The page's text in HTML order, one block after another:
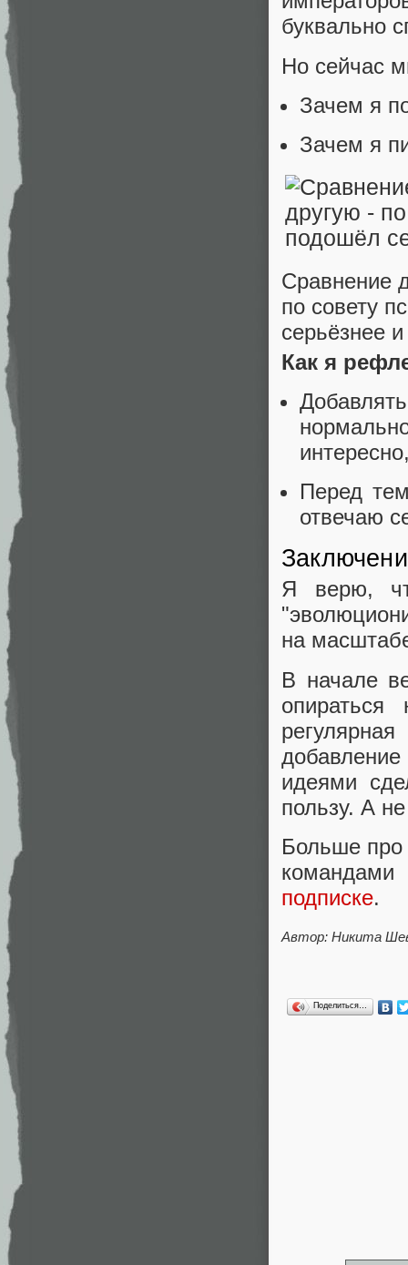
буквально
Но сейчас
Зачем я
Зачем я
Сравнение
по совету
серьёзнее
Как я
Перед
отвечаю
Я верю,
на
В начале
идеями
пользу. А
Больше про
подписке.
Автор: Никита
Поделиться…